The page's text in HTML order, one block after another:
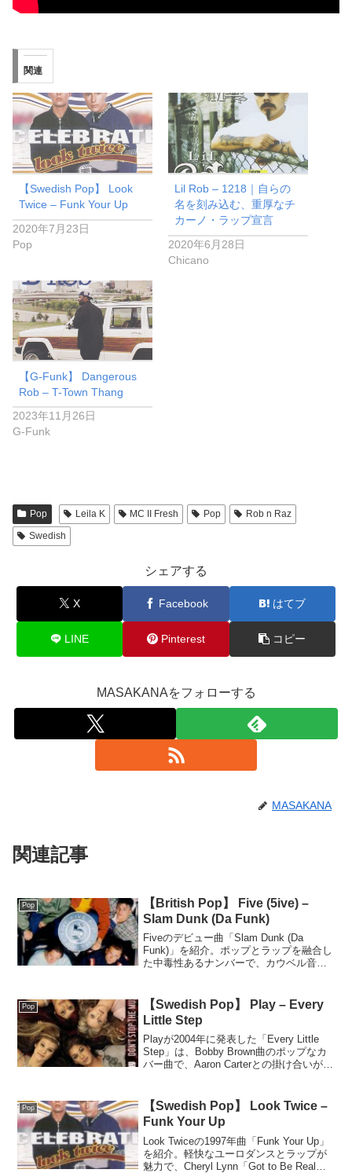
関連
【Swedish Pop】 Look
Twice – Funk Your Up
2020年7月23日
Pop
Lil Rob – 1218｜自らの
名を刻み込む、重厚なチ
カーノ・ラップ宣言
2020年6月28日
Chicano
【G-Funk】 Dangerous
Rob – T-Town Thang
2023年11月26日
G-Funk
Pop Leila K MC II Fresh Pop
Rob n Raz
Swedish
シェアする
X Facebook はてブ
LINE Pinterest コピー
MASAKANAをフォローする
MASAKANA
関連記事
Pop
【British Pop】 Five (5ive) –
Slam Dunk (Da Funk)
Fiveのデビュー曲「Slam Dunk (Da
Funk)」を紹介。ポップとラップを融合し
た中毒性あるナンバーで、カウベル音が
Pop
【Swedish Pop】 Play – Every
Little Step
Playが2004年に発表した「Every Little
Step」は、Bobby Brown曲のポップなカ
バー曲で、Aaron Carterとの掛け合いが魅
Pop
【Swedish Pop】 Look Twice –
Funk Your Up
Look Twiceの1997年曲「Funk Your Up」
を紹介。軽快なユーロダンスとラップが
魅力で、Cheryl Lynn「Got to Be Real」